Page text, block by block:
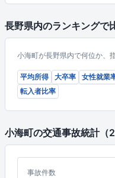
長野県内のランキングで
小海町が長野県内で何位か、
平均所得 大卒率 女性就業
転入者比率
小海町の交通事故統計（
事故件数